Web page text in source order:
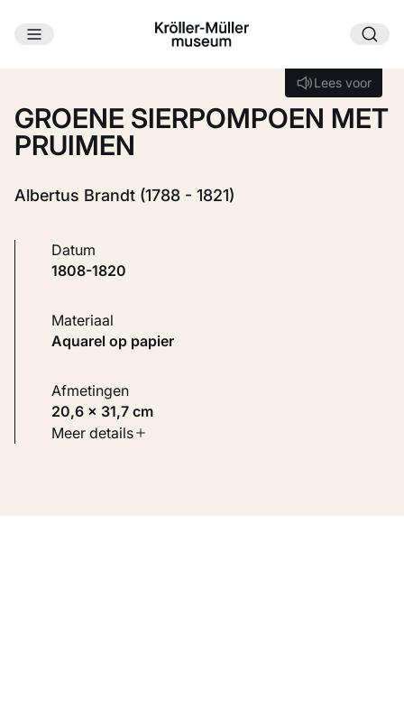
Ga naar hoofdinhoud
Lees voor
Lees voor
GROENE SIERPOMPOEN MET
PRUIMEN
Albertus Brandt (1788 - 1821)
Datum
1808-1820
Materiaal
Aquarel op papier
Afmetingen
20,6 × 31,7 cm
Soort werk
Meer details